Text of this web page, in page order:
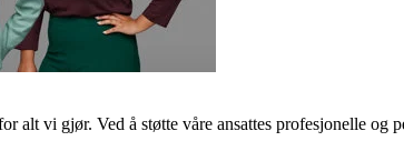
alt vi gjør. Ved å støtte våre ansattes profesjonelle